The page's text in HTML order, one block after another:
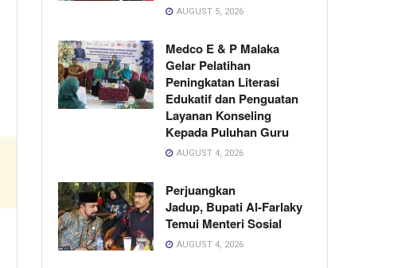
AUGUST 5, 2026
Medco E & P Malaka
Gelar Pelatihan
Peningkatan Literasi
Edukatif dan Penguatan
Layanan Konseling
Kepada Puluhan Guru
AUGUST 4, 2026
Perjuangkan
Jadup, Bupati Al-Farlaky
Temui Menteri Sosial
AUGUST 4, 2026